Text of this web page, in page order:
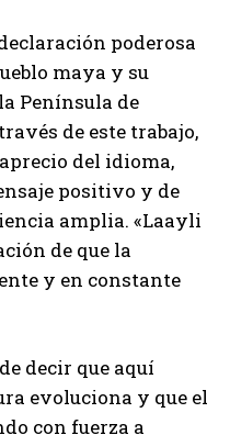
poderosa
maya y su
Península de
de este trabajo,
del idioma,
positivo y de
amplia. «Laayli
de que la
y en constante
decir que aquí
evoluciona y que el
con fuerza a